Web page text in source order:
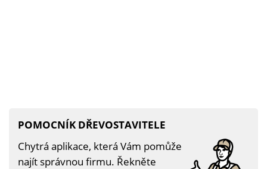
POMOCNÍK DŘEVOSTAVITELE
Chytrá aplikace, která Vám pomůže
najít správnou firmu. Řekněte